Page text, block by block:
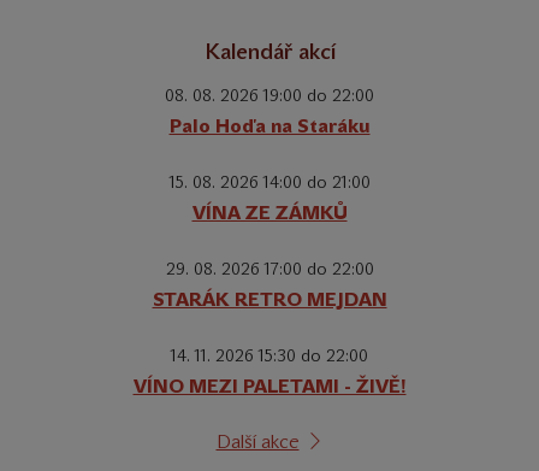
Kalendář akcí
08. 08. 2026 19:00 do 22:00
Palo Hoďa na Staráku
15. 08. 2026 14:00 do 21:00
VÍNA ZE ZÁMKŮ
29. 08. 2026 17:00 do 22:00
STARÁK RETRO MEJDAN
14. 11. 2026 15:30 do 22:00
VÍNO MEZI PALETAMI - ŽIVĚ!
Další akce